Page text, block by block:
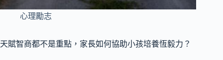
心理勵志
天賦智商都不是重點，家長如何協助小孩培養恆毅力？